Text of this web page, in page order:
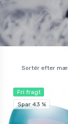
Fri fragt
Spar 43 %